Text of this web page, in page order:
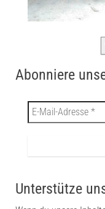
Abonniere
Unterstütze